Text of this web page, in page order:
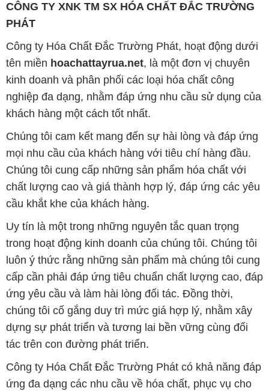
CÔNG TY XNK TM SX HÓA CHẤT ĐẮC TRƯỜNG
PHÁT
Công ty Hóa Chất Đắc Trường Phát, hoạt động dưới
tên miền hoachattayrua.net, là một đơn vị chuyên
kinh doanh và phân phối các loại hóa chất công
nghiệp đa dạng, nhằm đáp ứng nhu cầu sử dụng của
khách hàng một cách tốt nhất.
Chúng tôi cam kết mang đến sự hài lòng và đáp ứng
mọi nhu cầu của khách hàng với tiêu chí hàng đầu.
Chúng tôi cung cấp những sản phẩm hóa chất với
chất lượng cao và giá thành hợp lý, đáp ứng các yêu
cầu khắt khe của khách hàng.
Uy tín là một trong những nguyên tắc quan trọng
trong hoạt động kinh doanh của chúng tôi. Chúng tôi
luôn ý thức rằng những sản phẩm mà chúng tôi cung
cấp cần phải đáp ứng tiêu chuẩn chất lượng cao, đáp
ứng yêu cầu và làm hài lòng đối tác. Đồng thời,
chúng tôi cố gắng duy trì mức giá hợp lý, nhằm xây
dựng sự phát triển và tương lai bền vững cùng đối
tác trên con đường phát triển.
Công ty Hóa Chất Đắc Trường Phát có khả năng đáp
ứng đa dạng các nhu cầu về hóa chất, phục vụ cho